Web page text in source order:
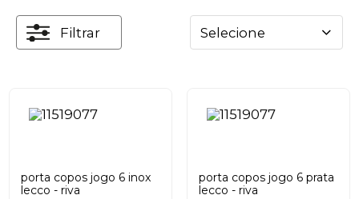
Filtrar Selecione
porta copos jogo 6 inox
lecco - riva
porta copos jogo 6 prata
lecco - riva